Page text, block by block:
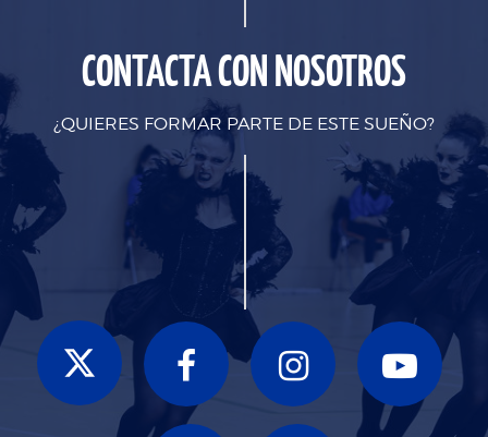
CONTACTA CON NOSOTROS
¿QUIERES FORMAR PARTE DE ESTE SUEÑO?